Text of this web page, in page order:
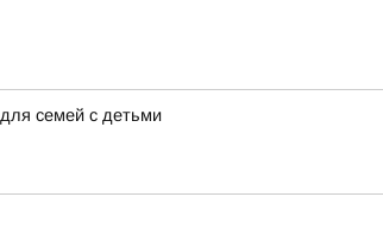
для семей с детьми